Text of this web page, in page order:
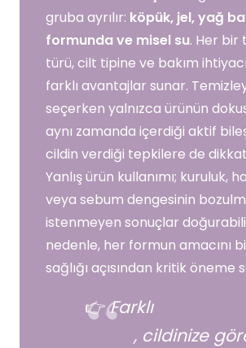
gruba ayrılır: köpük, jel, yağ
formunda ve misel su. Her bir
türü, cilt tipine ve bakım
farklı avantajlar sunar.
seçerken yalnızca ürünün
aynı zamanda içerdiği aktif
cildin verdiği tepkilere de
Yanlış ürün kullanımı; kuruluk,
veya sebum dengesinin
istenmeyen sonuçlar
nedenle, her formun amacını
sağlığı açısından kritik öneme
👉Farklı
, cildinize